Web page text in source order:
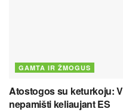
GAMTA IR ŽMOGUS
Atostogos su keturkoju:
nepamišti keliaujant ES